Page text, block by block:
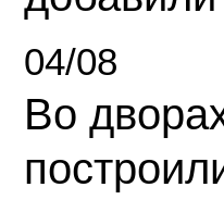
04/08
Во